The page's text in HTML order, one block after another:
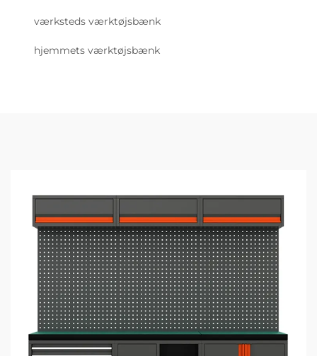
værksteds værktøjsbænk
hjemmets værktøjsbænk